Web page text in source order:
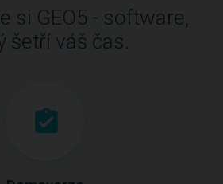
si GEO5 - software,
šetří váš čas.